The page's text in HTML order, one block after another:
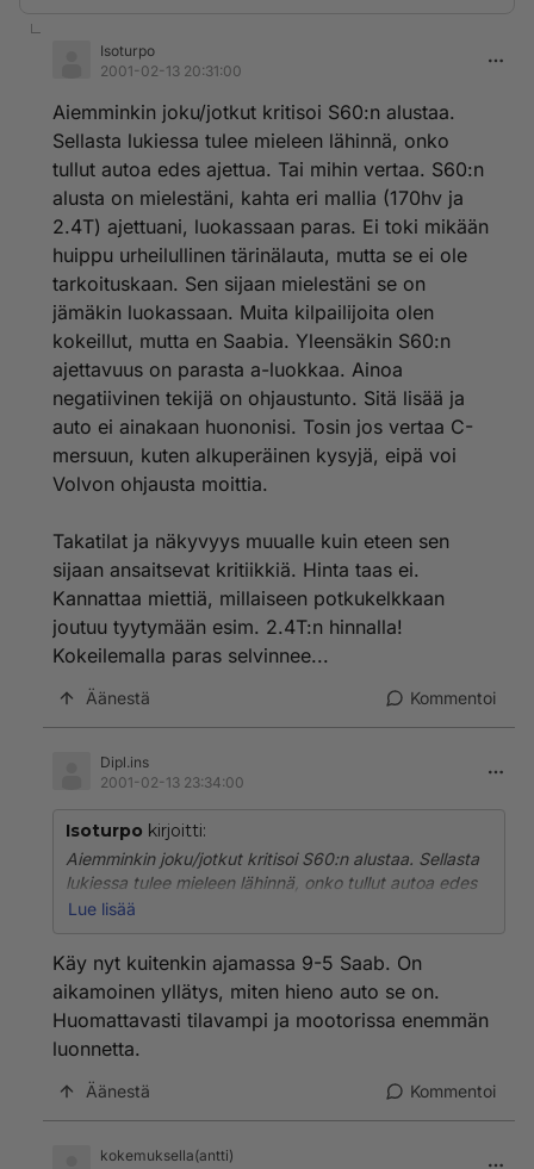
Isoturpo
2001-02-13 20:31:00
Aiemminkin joku/jotkut kritisoi S60:n alustaa.
Sellasta lukiessa tulee mieleen lähinnä, onko
tullut autoa edes ajettua. Tai mihin vertaa. S60:n
alusta on mielestäni, kahta eri mallia (170hv ja
2.4T) ajettuani, luokassaan paras. Ei toki mikään
huippu urheilullinen tärinälauta, mutta se ei ole
tarkoituskaan. Sen sijaan mielestäni se on
jämäkin luokassaan. Muita kilpailijoita olen
kokeillut, mutta en Saabia. Yleensäkin S60:n
ajettavuus on parasta a-luokkaa. Ainoa
negatiivinen tekijä on ohjaustunto. Sitä lisää ja
auto ei ainakaan huononisi. Tosin jos vertaa C-
mersuun, kuten alkuperäinen kysyjä, eipä voi
Volvon ohjausta moittia.
Takatilat ja näkyvyys muualle kuin eteen sen
sijaan ansaitsevat kritiikkiä. Hinta taas ei.
Kannattaa miettiä, millaiseen potkukelkkaan
joutuu tyytymään esim. 2.4T:n hinnalla!
Kokeilemalla paras selvinnee...
Äänestä Kommentoi
Dipl.ins
2001-02-13 23:34:00
Isoturpo kirjoitti:
Aiemminkin joku/jotkut kritisoi S60:n alustaa. Sellasta
lukiessa tulee mieleen lähinnä, onko tullut autoa edes
ajettua. Tai mihin vertaa. S60:n alusta on mielestäni,
paras. Ei toki mikään huippu urheilullinen tärinälauta,
mutta se ei ole tarkoituskaan. Sen sijaan mielestäni se
on jämäkin luokassaan. Muita kilpailijoita olen kokeillut,
mutta en Saabia. Yleensäkin S60:n ajettavuus on
parasta a-luokkaa. Ainoa negatiivinen tekijä on
Tosin jos vertaa C-mersuun, kuten alkuperäinen
kysyjä, eipä voi Volvon ohjausta moittia.
Lue lisää
Käy nyt kuitenkin ajamassa 9-5 Saab. On
aikamoinen yllätys, miten hieno auto se on.
Huomattavasti tilavampi ja mootorissa enemmän
luonnetta.
Äänestä Kommentoi
kokemuksella(antti)